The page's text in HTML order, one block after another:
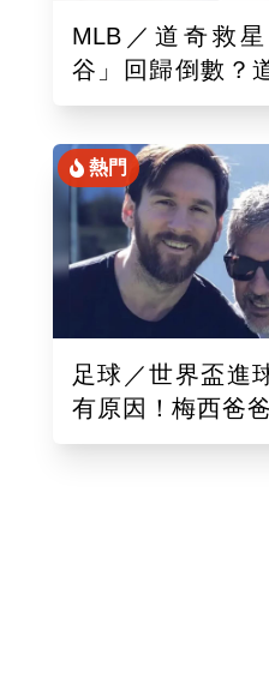
MLB／道奇救
谷」回歸倒數？
者樂觀曝「最新
熱門
足球／世界盃進
有原因！梅西爸爸
人低調曾是「王